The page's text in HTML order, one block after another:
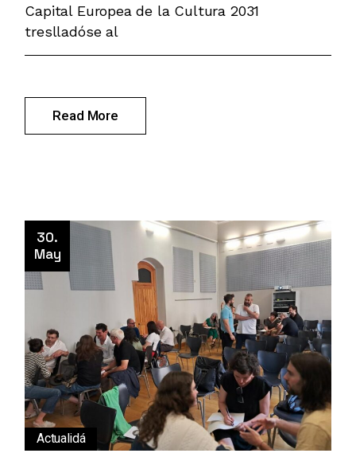
Capital Europea de la Cultura 2031
treslladóse al
Read More
30.
May
Actualidá